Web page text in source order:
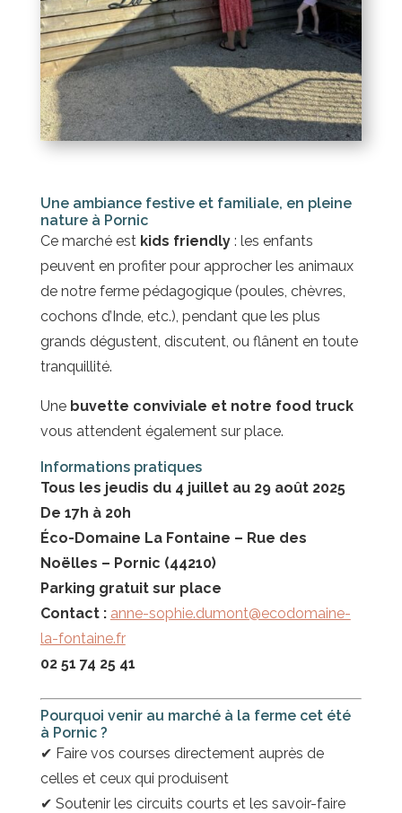
Une ambiance festive et familiale, en pleine
nature à Pornic
Ce marché est kids friendly: les enfants
peuvent en profiter pour approcher les animaux
de notre ferme pédagogique (poules, chèvres,
cochons d’Inde, etc.), pendant que les plus
grands dégustent, discutent, ou flânent en toute
tranquillité.
Une buvette conviviale et notre food truck
vous attendent également sur place.
Informations pratiques
Tous les jeudis du 4 juillet au 29 août 2025
De 17h à 20h
Éco-Domaine La Fontaine – Rue des
Noëlles – Pornic (44210)
Parking gratuit sur place
Contact : anne-sophie.dumont@ecodomaine-
la-fontaine.fr
02 51 74 25 41
Pourquoi venir au marché à la ferme cet été
à Pornic ?
✔ Faire vos courses directement auprès de
celles et ceux qui produisent
✔ Soutenir les circuits courts et les savoir-faire